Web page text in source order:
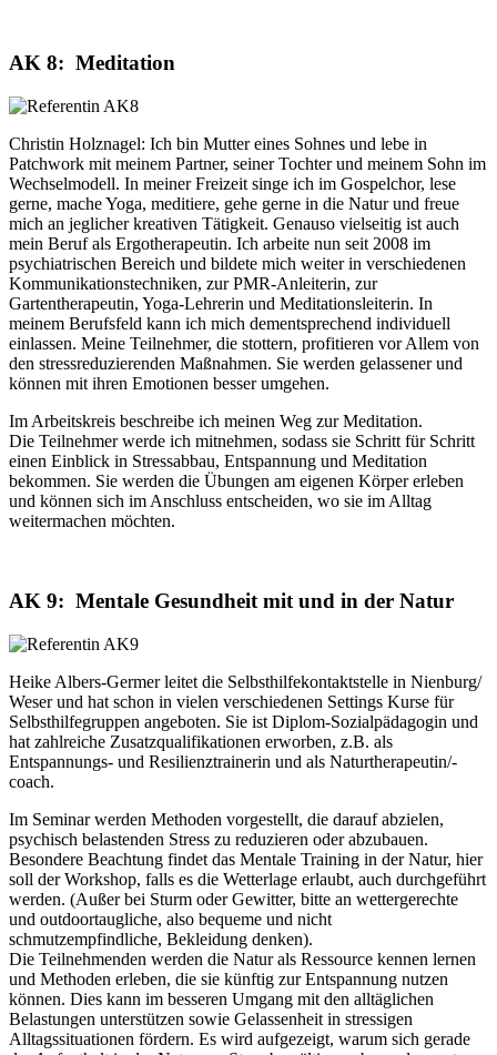
AK 8: Meditation
Christin Holznagel: Ich bin Mutter eines Sohnes und lebe in
Patchwork mit meinem Partner, seiner Tochter und meinem Sohn im
Wechselmodell. In meiner Freizeit singe ich im Gospelchor, lese
gerne, mache Yoga, meditiere, gehe gerne in die Natur und freue
mich an jeglicher kreativen Tätigkeit. Genauso vielseitig ist auch
mein Beruf als Ergotherapeutin. Ich arbeite nun seit 2008 im
psychiatrischen Bereich und bildete mich weiter in verschiedenen
Kommunikationstechniken, zur PMR-Anleiterin, zur
Gartentherapeutin, Yoga-Lehrerin und Meditationsleiterin. In
meinem Berufsfeld kann ich mich dementsprechend individuell
einlassen. Meine Teilnehmer, die stottern, profitieren vor Allem von
den stressreduzierenden Maßnahmen. Sie werden gelassener und
können mit ihren Emotionen besser umgehen.
Im Arbeitskreis beschreibe ich meinen Weg zur Meditation.
Die Teilnehmer werde ich mitnehmen, sodass sie Schritt für Schritt
einen Einblick in Stressabbau, Entspannung und Meditation
bekommen. Sie werden die Übungen am eigenen Körper erleben
und können sich im Anschluss entscheiden, wo sie im Alltag
weitermachen möchten.
AK 9: Mentale Gesundheit mit und in der Natur
Heike Albers-Germer leitet die Selbsthilfekontaktstelle in Nienburg/
Weser und hat schon in vielen verschiedenen Settings Kurse für
Selbsthilfegruppen angeboten. Sie ist Diplom-Sozialpädagogin und
hat zahlreiche Zusatzqualifikationen erworben, z.B. als
Entspannungs- und Resilienztrainerin und als Naturtherapeutin/-
coach.
Im Seminar werden Methoden vorgestellt, die darauf abzielen,
psychisch belastenden Stress zu reduzieren oder abzubauen.
Besondere Beachtung findet das Mentale Training in der Natur, hier
soll der Workshop, falls es die Wetterlage erlaubt, auch durchgeführt
werden. (Außer bei Sturm oder Gewitter, bitte an wettergerechte
und outdoortaugliche, also bequeme und nicht
schmutzempfindliche, Bekleidung denken).
Die Teilnehmenden werden die Natur als Ressource kennen lernen
und Methoden erleben, die sie künftig zur Entspannung nutzen
können. Dies kann im besseren Umgang mit den alltäglichen
Belastungen unterstützen sowie Gelassenheit in stressigen
Alltagssituationen fördern. Es wird aufgezeigt, warum sich gerade